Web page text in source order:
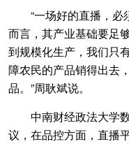
“一场好的直播，必
而言，其产业基础要足
到规模化生产，我们只
障农民的产品销得出去
品。”周耿斌说。
中南财经政法大学数
议，在品控方面，直播